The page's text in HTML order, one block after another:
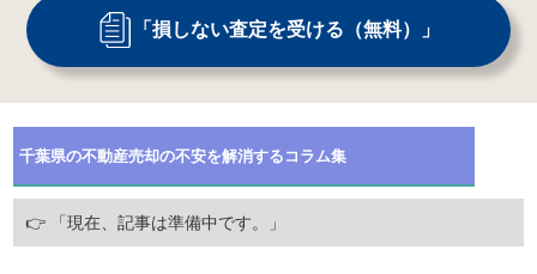
「損しない査定を受ける（無料）」
千葉県の不動産売却の不安を解消するコラム集
👉 「現在、記事は準備中です。」